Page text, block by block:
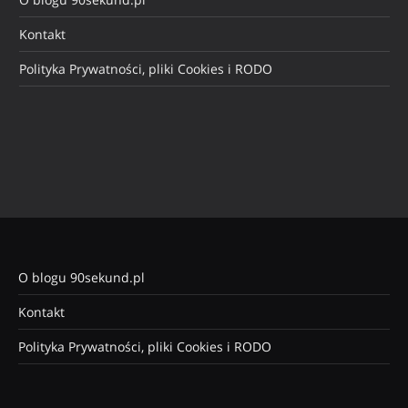
Kontakt
Polityka Prywatności, pliki Cookies i RODO
O blogu 90sekund.pl
Kontakt
Polityka Prywatności, pliki Cookies i RODO